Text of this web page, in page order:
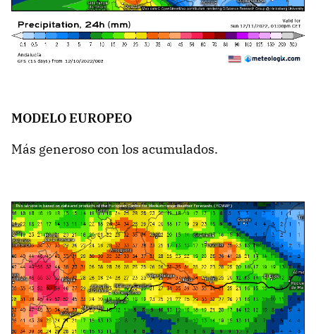
MODELO EUROPEO
Más generoso con los acumulados.